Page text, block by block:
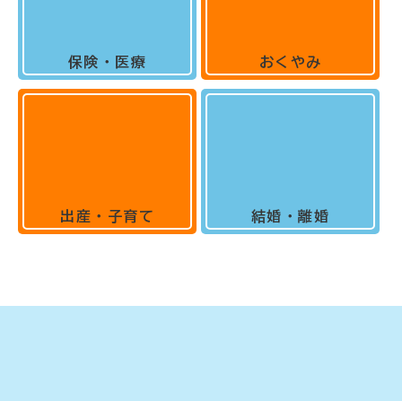
保険・医療
出産・子育て
おくやみ
結婚・離婚